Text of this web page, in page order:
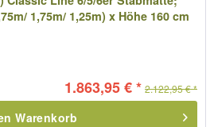
1,75m/ 1,25m) x Höhe 160 cm
1.863,95 € * 2.122,95 € *
Warenkorb